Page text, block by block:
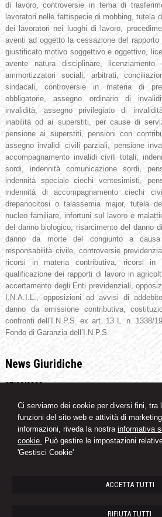
Ci serviamo dei cookie per diversi fini, tra
funzioni del sito web e attività di
informazioni, riveda la nostra informativa
cookie. Può gestire le impostazioni
'Gestisci Cookie'
ACCETTA TUTTI
RIFIUTA TUTTI
di lavoro, controversie in tema di
lavoratori nelle fattispecie di mobbing, tutela
dei lavoratori nei luoghi di lavoro,
aventi ad oggetto la cessazione del
giustificato motivo soggettivo e oggettivo,
avente natura disciplinare, licenziamento
ammortizzatori sociali, arbitrati,
sindacali, controversie in materia di
obbligatorie, assegno ordinario di
invalidità, assegno privilegiato di
inabilità od ai superstiti, per cause di
pensione ai superstiti, pensioni con
assegno invalidi civili parziali, pensione
accompagnamento invalidi civili totali,
sordi, indennità comunicazione sordi,
indennità speciale ciechi ventesimisti,
indennità di accompagnamento ciechi
drepanocitosi o talassemia major, tutela
nucleo familiare, infortuni sul lavoro e
del danno biologico, risarcimento del danno
danno da morte del congiunto a
responsabilità civile, controversie
ricorsi in materia contributiva, ricorsi in
qualificazione dei rapporti di lavoro in
accertamento degli Enti previdenziali,
I.N.A.I.L., opposizioni ad avvisi di
danno da omissione contributiva,
confronti dell’I.N.P.S. ex art. 13 L. n. 1338/
Fondo di Garanzia dell’I.N.P.S.
News Giuridiche
07/08/2026
Italy
07/08/2026
AI Act: ok definitivo ai decreti su governance
vara la riforma del sistema 231
Studio Legale Avv. Diego Piccolo